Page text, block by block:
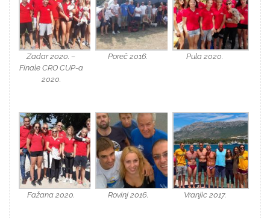
Zadar 2020. –
Finale CRO CUP-a
2020.
Poreč 2016. Pula 2020.
Fažana 2020. Rovinj 2016. Vranjic 2017.